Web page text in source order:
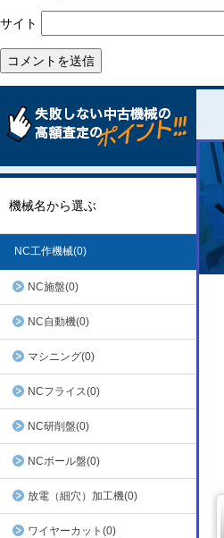
サイト
機械名から選ぶ
NC工作機械(0)
NC施盤(0)
NC自動機(0)
マシニング(0)
NCフライス(0)
NC研削盤(0)
NCボール盤(0)
放電（細穴）加工機(0)
ワイヤーカット(0)